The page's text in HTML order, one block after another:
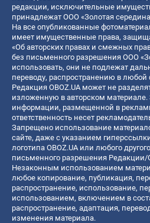
редакции, исключительные
принадлежат ООО «Золотая
На все опубликованные
имеет имущественные права,
«Об авторских правах и смежных
без письменного разрешения ООО
использовать, они не подлежат
переводу, распространению в любой
Редакция OBOZ.UA может не
изложенную в авторском материале.
информации, размещенной в
ответственность несет
Запрещено использование
сайте, даже с указанием
логотипа OBOZ.UA или любого
письменного разрешения Редакции/
Незаконным использованием
любое копирование, публикация,
распространение, использование,
использованием, включением в
распространение, адаптация,
изменения материала.